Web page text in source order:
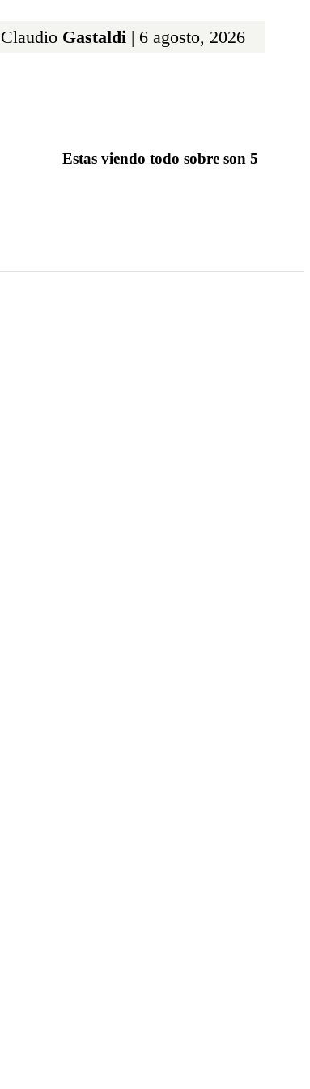
Gastaldi | 6 agosto, 2026
Estas viendo todo sobre son 5